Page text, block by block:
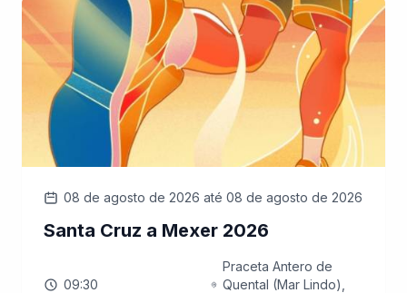
08 de agosto de 2026 até 08 de agosto de 2026
Santa Cruz a Mexer 2026
09:30
Praceta Antero de
Quental (Mar Lindo),